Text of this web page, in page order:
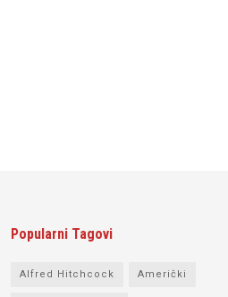
Popularni Tagovi
Alfred Hitchcock Američki